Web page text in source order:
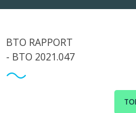
BTO RAPPORT
- BTO 2021.047